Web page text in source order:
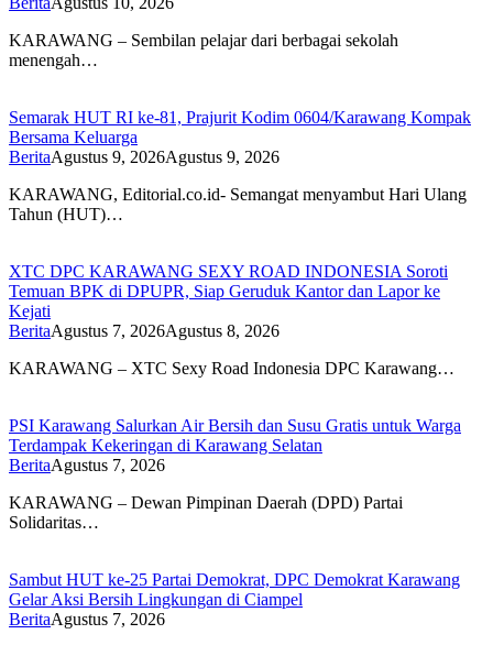
KARAWANG – Sembilan pelajar dari berbagai sekolah
menengah…
Semarak HUT RI ke-81, Prajurit Kodim 0604/Karawang Kompak
Bersama Keluarga
BeritaAgustus 9, 2026Agustus 9, 2026
KARAWANG, Editorial.co.id- Semangat menyambut Hari Ulang
Tahun (HUT)…
XTC DPC KARAWANG SEXY ROAD INDONESIA Soroti
Temuan BPK di DPUPR, Siap Geruduk Kantor dan Lapor ke
Kejati
BeritaAgustus 7, 2026Agustus 8, 2026
KARAWANG – XTC Sexy Road Indonesia DPC Karawang…
PSI Karawang Salurkan Air Bersih dan Susu Gratis untuk Warga
Terdampak Kekeringan di Karawang Selatan
BeritaAgustus 7, 2026
KARAWANG – Dewan Pimpinan Daerah (DPD) Partai
Solidaritas…
Sambut HUT ke-25 Partai Demokrat, DPC Demokrat Karawang
Gelar Aksi Bersih Lingkungan di Ciampel
BeritaAgustus 7, 2026